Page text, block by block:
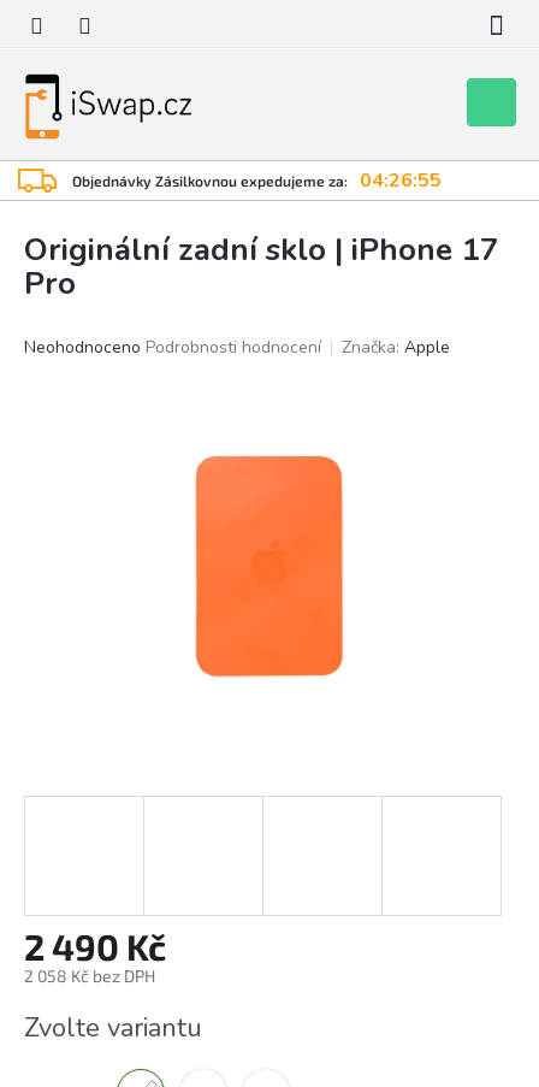
obsah
Objednávky Zásilkovnou expedujeme za: 04:26:55
košík
Originální zadní sklo | iPhone 17
Pro
Průměrné
Neohodnoceno Podrobnosti hodnocení Značka: Apple
2 490 Kč
2 058 Kč bez DPH
cena:
Zvolte variantu